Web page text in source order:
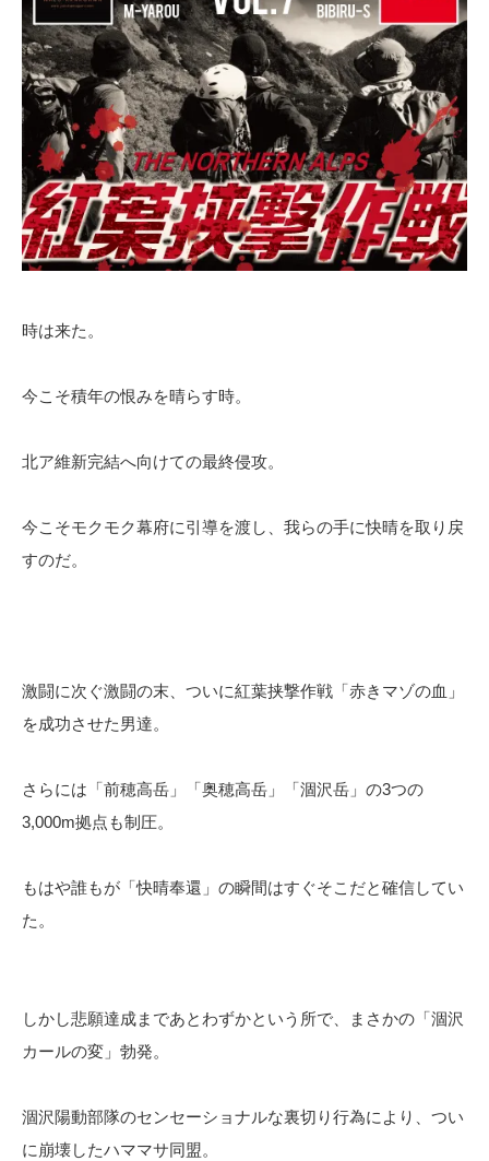
時は来た。
今こそ積年の恨みを晴らす時。
北ア維新完結へ向けての最終侵攻。
今こそモクモク幕府に引導を渡し、我らの手に快晴を取り戻
すのだ。
激闘に次ぐ激闘の末、ついに紅葉挟撃作戦「赤きマゾの血」
を成功させた男達。
さらには「前穂高岳」「奥穂高岳」「涸沢岳」の3つの
3,000m拠点も制圧。
もはや誰もが「快晴奉還」の瞬間はすぐそこだと確信してい
た。
しかし悲願達成まであとわずかという所で、まさかの「涸沢
カールの変」勃発。
涸沢陽動部隊のセンセーショナルな裏切り行為により、つい
に崩壊したハママサ同盟。